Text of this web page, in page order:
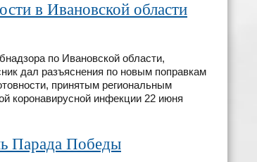
в Ивановской области
по Ивановской области,
дал разъяснения по новым поправкам
принятым региональным
коронавирусной инфекции 22 июня
Парада Победы